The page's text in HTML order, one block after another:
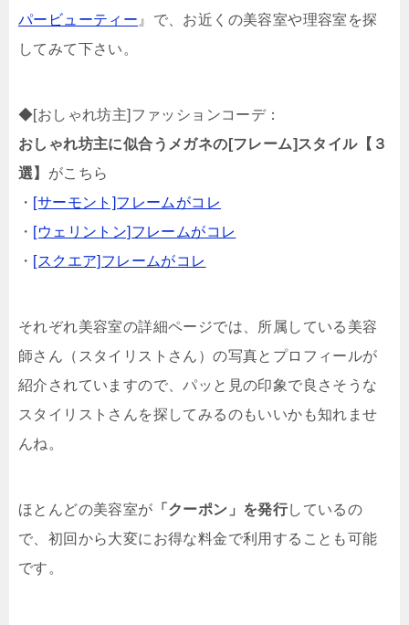
パービューティー 』で、お近くの美容室や理容室を探
してみて下さい。
◆[おしゃれ坊主]ファッションコーデ：
おしゃれ坊主に似合うメガネの[フレーム]スタイル【３
選】 がこちら
・ [サーモント]フレームがコレ
・ [ウェリントン]フレームがコレ
・ [スクエア]フレームがコレ
それぞれ美容室の詳細ページでは、所属している美容
師さん（スタイリストさん）の写真とプロフィールが
紹介されていますので、パッと見の印象で良さそうな
スタイリストさんを探してみるのもいいかも知れませ
んね。
ほとんどの美容室が 「クーポン」を発行しているの
で、初回から大変にお得な料金で利用することも可能
です。